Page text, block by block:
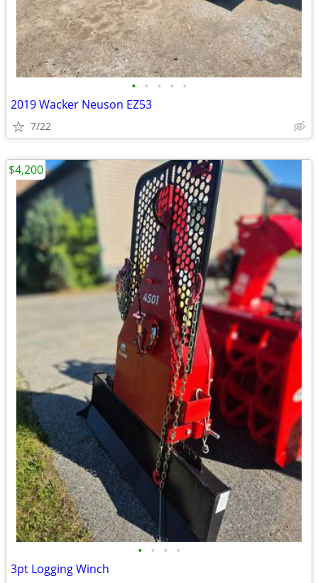
• • • • •
2019 Wacker Neuson EZ53
7/22
• • • •
3pt Logging Winch
$4,200